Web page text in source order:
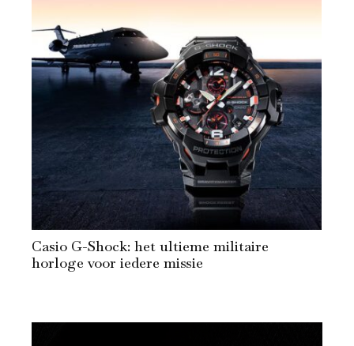
Casio G-Shock: het ultieme militaire
horloge voor iedere missie